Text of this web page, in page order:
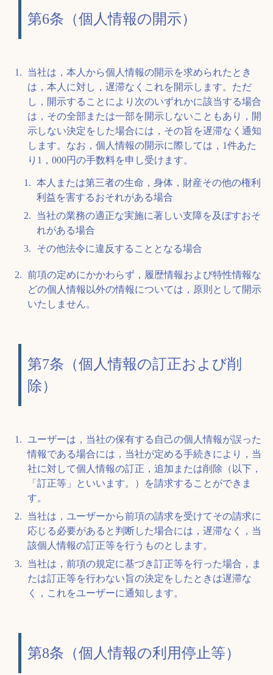
第6条（個人情報の開示）
当社は，本人から個人情報の開示を求められたとき
は，本人に対し，遅滞なくこれを開示します。ただ
し，開示することにより次のいずれかに該当する場合
は，その全部または一部を開示しないこともあり，開
示しない決定をした場合には，その旨を遅滞なく通知
します。なお，個人情報の開示に際しては，1件あた
り1，000円の手数料を申し受けます。
本人または第三者の生命，身体，財産その他の権利
利益を害するおそれがある場合
当社の業務の適正な実施に著しい支障を及ぼすおそ
れがある場合
その他法令に違反することとなる場合
前項の定めにかかわらず，履歴情報および特性情報な
どの個人情報以外の情報については，原則として開示
いたしません。
第7条（個人情報の訂正および削
除）
ユーザーは，当社の保有する自己の個人情報が誤った
情報である場合には，当社が定める手続きにより，当
社に対して個人情報の訂正，追加または削除（以下，
「訂正等」といいます。）を請求することができま
す。
当社は，ユーザーから前項の請求を受けてその請求に
応じる必要があると判断した場合には，遅滞なく，当
該個人情報の訂正等を行うものとします。
当社は，前項の規定に基づき訂正等を行った場合，ま
たは訂正等を行わない旨の決定をしたときは遅滞な
く，これをユーザーに通知します。
第8条（個人情報の利用停止等）